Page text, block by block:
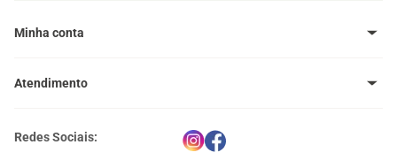
Central de Ajuda - FAQ
Política de Cupons
Central de Privacidade
Minha conta
Meus endereços
Atendimento
atendimento@maiscorreios.com.br
Segunda à sexta-feira, das 9h às 18h.
Redes Sociais: